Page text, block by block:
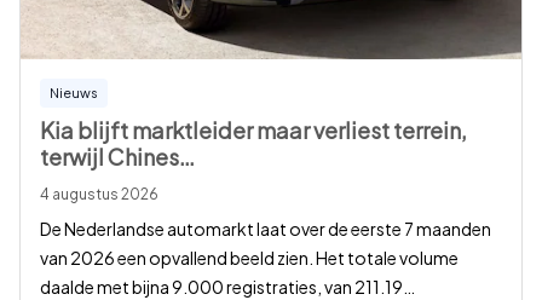
Nieuws
Kia blijft marktleider maar verliest terrein,
terwijl Chines…
4 augustus 2026
De Nederlandse automarkt laat over de eerste 7 maanden
van 2026 een opvallend beeld zien. Het totale volume
daalde met bijna 9.000 registraties, van 211.19